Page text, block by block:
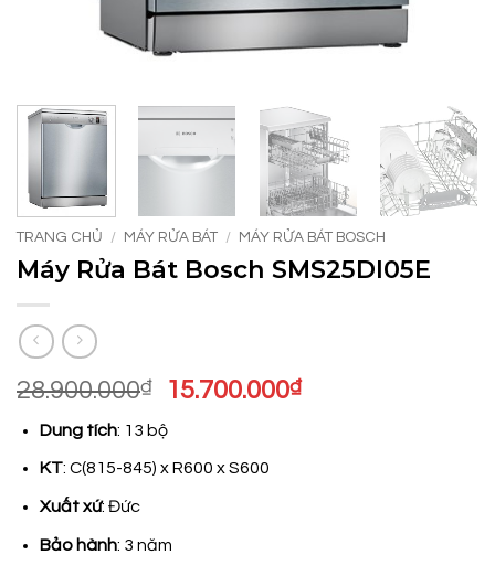
TRANG CHỦ / MÁY RỬA BÁT / MÁY RỬA BÁT BOSCH
Máy Rửa Bát Bosch SMS25DI05E
28.900.000₫
Giá
là:
28.900.000₫.
15.700.000₫Giá
Dung tích: 13 bộ
KT: C(815-845) x R600 x S600
Xuất xứ: Đức
Bảo hành: 3 năm